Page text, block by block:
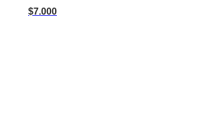
$7.000